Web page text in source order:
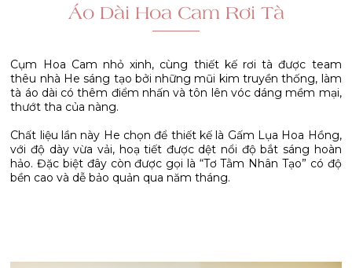
Áo Dài Hoa Cam Rơi Tà
Cụm Hoa Cam nhỏ xinh, cùng thiết kế rơi tà được team
thêu nhà He sáng tạo bởi những mũi kim truyền thống, làm
tà áo dài có thêm điểm nhấn và tôn lên vóc dáng mềm mại,
thướt tha của nàng.
Chất liệu lần này He chọn để thiết kế là Gấm Lụa Hoa Hồng,
với độ dày vừa vải, hoạ tiết được dệt nổi độ bắt sáng hoàn
hảo. Đặc biệt đây còn được gọi là “Tơ Tằm Nhân Tạo” có độ